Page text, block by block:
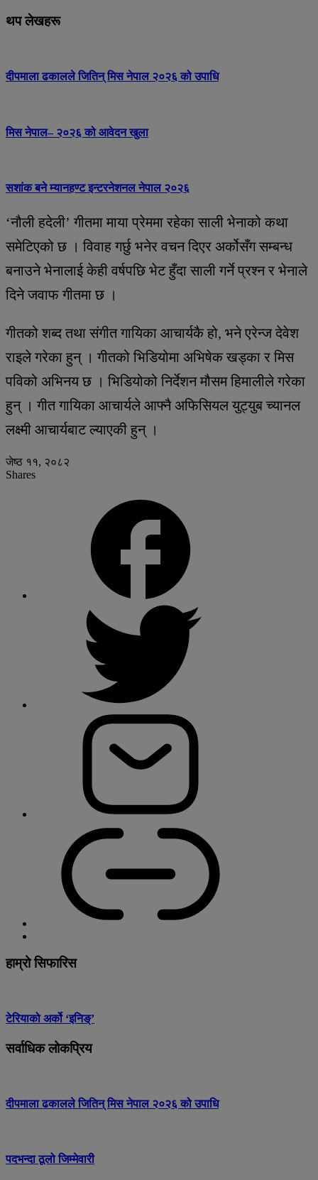
थप लेखहरू
दीपमाला ढकालले जितिन् मिस नेपाल २०२६ को उपाधि
मिस नेपाल– २०२६ को आवेदन खुला
सशांक बने म्यानहण्ट इन्टरनेशनल नेपाल २०२६
‘नौली हदेली’ गीतमा माया प्रेममा रहेका साली भेनाको कथा
समेटिएको छ । विवाह गर्छु भनेर वचन दिएर अर्कोसँग सम्बन्ध
बनाउने भेनालाई केही वर्षपछि भेट हुँदा साली गर्ने प्रश्न र भेनाले
दिने जवाफ गीतमा छ ।
गीतको शब्द तथा संगीत गायिका आचार्यकै हो, भने एरेन्ज देवेश
राइले गरेका हुन् । गीतको भिडियोमा अभिषेक खड्का र मिस
पविको अभिनय छ । भिडियोको निर्देशन मौसम हिमालीले गरेका
हुन् । गीत गायिका आचार्यले आफ्नै अफिसियल युट्युब च्यानल
लक्ष्मी आचार्यबाट ल्याएकी हुन् ।
जेष्ठ ११, २०८२
Shares
हाम्रो सिफारिस
टेरियाको अर्को ‘इनिङ्’
सर्वाधिक लोकप्रिय
दीपमाला ढकालले जितिन् मिस नेपाल २०२६ को उपाधि
पदभन्दा ठूलो जिम्मेवारी